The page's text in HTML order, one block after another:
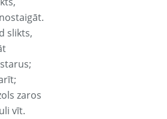
slikts,
zaros
vīt.